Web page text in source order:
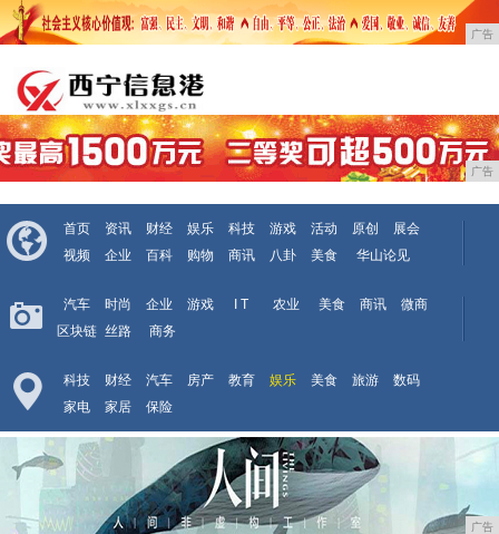
广告
广告
首页 资讯 财经 娱乐 科技 游戏 活动 原创
展会
视频
企业 百科 购物 商讯 八卦 美食 华山论见
汽车 时尚 企业 游戏 I T 农业 美食 商讯
微商
区块链 丝路 商务
科技 财经 汽车 房产 教育 娱乐 美食 旅游
数码
家电
家居 保险
广告